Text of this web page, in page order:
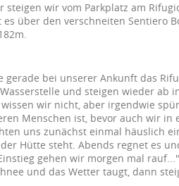
steigen wir vom Parkplatz am
über den verschneiten Sentiero
gerade bei unserer Ankunft das
und steigen wieder ab
wir nicht, aber irgendwie
Menschen ist, bevor auch wir in
uns zunächst einmal häuslich
Hütte steht. Abends regnet es
gehen wir morgen mal
und das Wetter taugt, dann